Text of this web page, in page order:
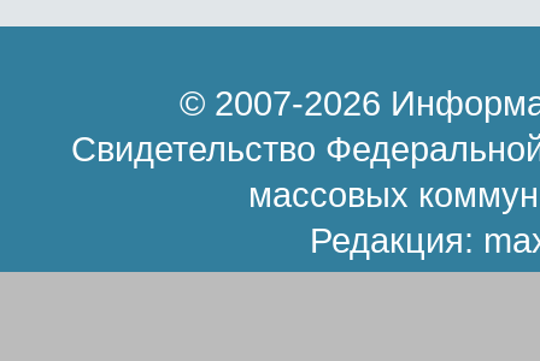
© 2007-2026
Свидетельство
массовых
Редакция: